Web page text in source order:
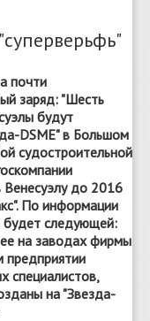
Найти
почти
заряд: "Шесть
будут
DSME" в Большом
судостроительной
Венесуэлу до 2016
По информации
будет следующей:
на заводах фирмы
предприятии
специалистов,
на "Звезда-